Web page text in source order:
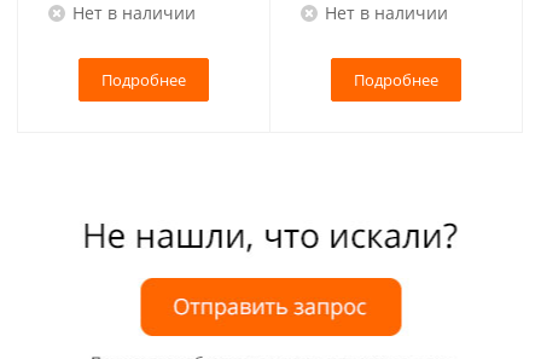
Нет в наличии
Подробнее
Нет в наличии
Подробнее